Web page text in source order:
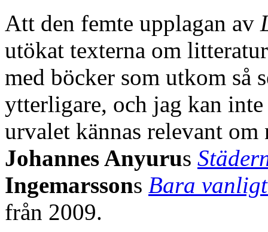
Att den femte upplagan av
utökat texterna om
med böcker som utkom så
ytterligare, och jag kan
urvalet kännas relevant
Johannes Anyurus
Ingemarssons Bara
från 2009.